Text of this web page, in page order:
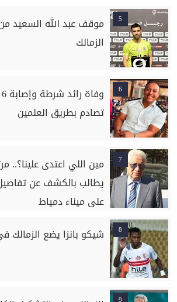
5
موقف عبد الله السعيد من
الزمالك
6
تصادم بطريق العلمين
7
مين اللي اعتدى علينا؟..
يطالب بالكشف عن
على ميناء دمياط
8 شيكو بانزا يضع الزمالك